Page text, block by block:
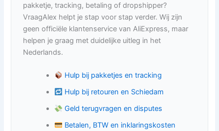
pakketje, tracking, betaling of dropshipper?
VraagAlex helpt je stap voor stap verder. Wij zijn
geen officiële klantenservice van AliExpress, maar
helpen je graag met duidelijke uitleg in het
Nederlands.
Hulp bij pakketjes en tracking
Hulp bij retouren en Schiedam
Geld terugvragen en disputes
Betalen, BTW en inklaringskosten